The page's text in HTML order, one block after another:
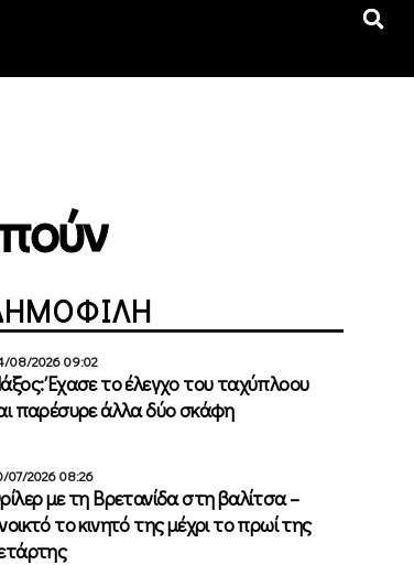
08/2026 09:02
Έχασε το έλεγχο του ταχύπλοου
παρέσυρε άλλα δύο σκάφη
07/2026 08:26
με τη Βρετανίδα στη βαλίτσα –
το κινητό της μέχρι το πρωί της